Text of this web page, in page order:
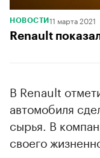
НОВОСТИ 11 марта 2021
Renault
В Renault
автомобиля
сырья. В
своего